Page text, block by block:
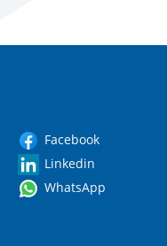
Facebook
Linkedin
WhatsApp